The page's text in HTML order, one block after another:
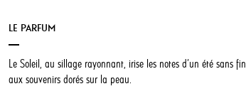
LE PARFUM
Le Soleil, au sillage rayonnant, irise les notes d’un été sans fin
aux souvenirs dorés sur la peau.